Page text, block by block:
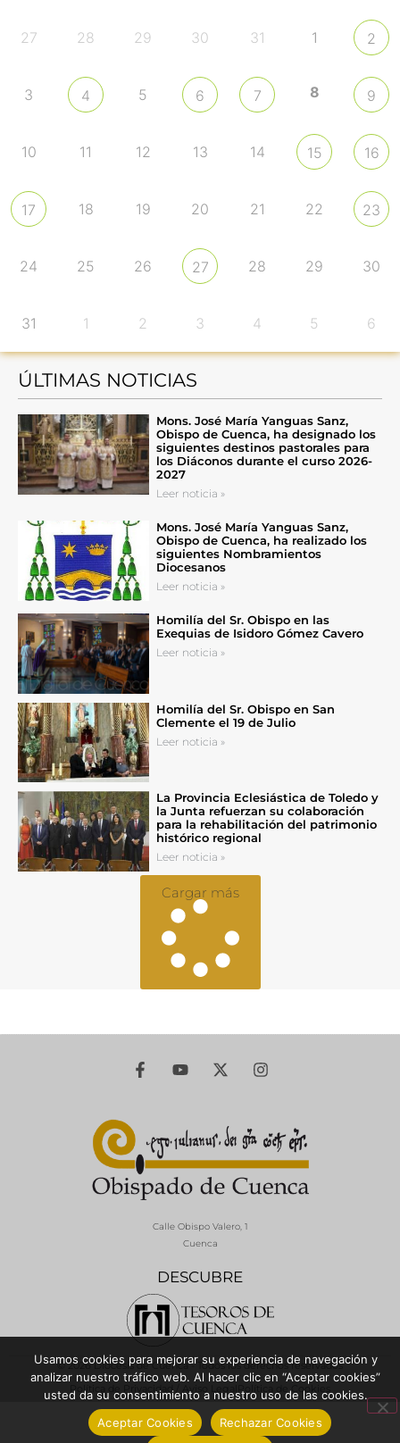
27 28 29 30 31 1 2
3 4 5 6 7 8 9
10 11 12 13 14 15 16
17 18 19 20 21 22 23
24 25 26 27 28 29 30
31 1 2 3 4 5 6
ÚLTIMAS NOTICIAS
Mons. José María Yanguas Sanz,
Obispo de Cuenca, ha designado los
siguientes destinos pastorales para
los Diáconos durante el curso 2026-
2027
Leer noticia »
Mons. José María Yanguas Sanz,
Obispo de Cuenca, ha realizado los
siguientes Nombramientos
Diocesanos
Leer noticia »
Homilía del Sr. Obispo en las
Exequias de Isidoro Gómez Cavero
Leer noticia »
Homilía del Sr. Obispo en San
Clemente el 19 de Julio
Leer noticia »
La Provincia Eclesiástica de Toledo y
la Junta refuerzan su colaboración
para la rehabilitación del patrimonio
histórico regional
Leer noticia »
Cargar más
DESCUBRE
Calle Obispo Valero, 1
Cuenca
© 2026 Diócesis de Cuenca - Todos los derechos reservados
Política de Privacidad / Aviso Legal
Política de Cookies
Usamos cookies para mejorar su experiencia de navegación y
analizar nuestro tráfico web. Al hacer clic en “Aceptar cookies”
usted da su consentimiento a nuestro uso de las cookies.
Aceptar Cookies
Rechazar Cookies